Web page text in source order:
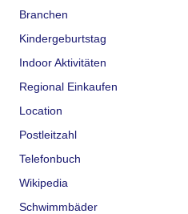
Branchen
Kindergeburtstag
Indoor Aktivitäten
Regional Einkaufen
Location
Postleitzahl
Telefonbuch
Wikipedia
Schwimmbäder